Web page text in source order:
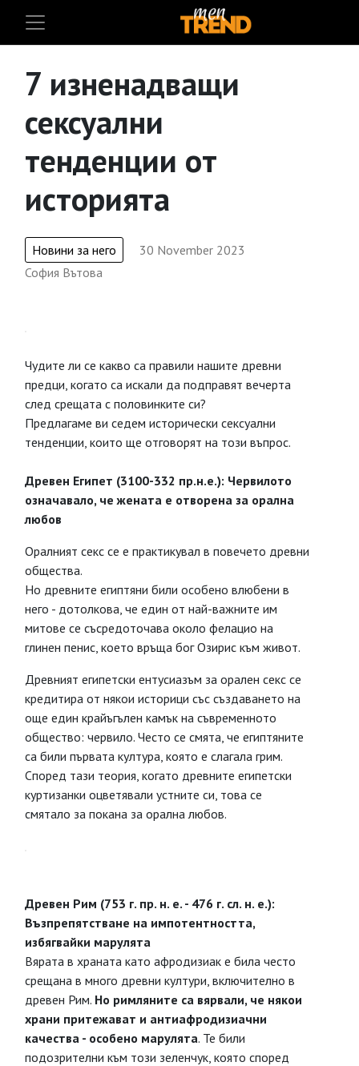
7 изненадващи
сексуални
тенденции от
историята
Новини за него
30 November 2023
София Вътова
Чудите ли се какво са правили нашите древни
предци, когато са искали да подправят вечерта
след срещата с половинките си?
Предлагаме ви седем исторически сексуални
тенденции, които ще отговорят на този въпрос.
Древен Египет (3100-332 пр.н.е.): Червилото
означавало, че жената е отворена за орална
любов
Оралният секс се е практикувал в повечето древни
общества.
Но древните египтяни били особено влюбени в
него - дотолкова, че един от най-важните им
митове се съсредоточава около фелацио на
глинен пенис, което връща бог Озирис към живот.
Древният египетски ентусиазъм за орален секс се
кредитира от някои историци със създаването на
още един крайъгълен камък на съвременното
общество: червило. Често се смята, че египтяните
са били първата култура, която е слагала грим.
Според тази теория, когато древните египетски
куртизанки оцветявали устните си, това се
смятало за покана за орална любов.
Древен Рим (753 г. пр. н. е. - 476 г. сл. н. е.):
Възпрепятстване на импотентността,
избягвайки марулята
Вярата в храната като афродизиак е била често
срещана в много древни култури, включително в
древен Рим. Но римляните са вярвали, че някои
храни притежават и антиафродизиачни
качества - особено марулята. Те били
подозрителни към този зеленчук, която според